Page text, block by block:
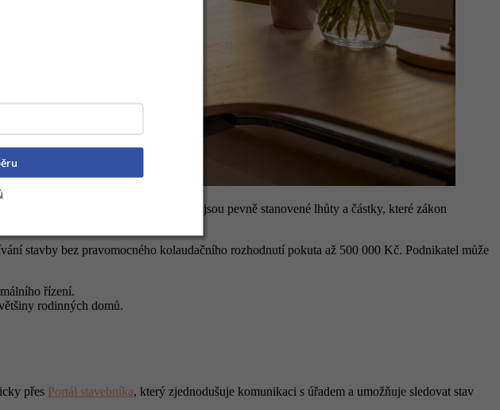
rodinného domu činí 1 000 Kč. To jsou pevně stanovené lhůty a částky, které zákon
stavby bez pravomocného kolaudačního rozhodnutí pokuta až 500 000 Kč. Podnikatel může
řízení.
rodinných domů.
přes Portál stavebníka, který zjednodušuje komunikaci s úřadem a umožňuje sledovat stav